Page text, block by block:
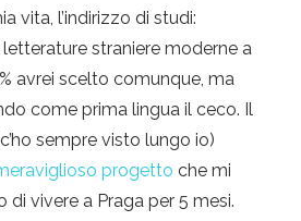
vita, l’indirizzo di studi:
straniere moderne a
avrei scelto comunque, ma
come prima lingua il ceco. Il
sempre visto lungo io)
progetto che mi
di vivere a Praga per 5 mesi.